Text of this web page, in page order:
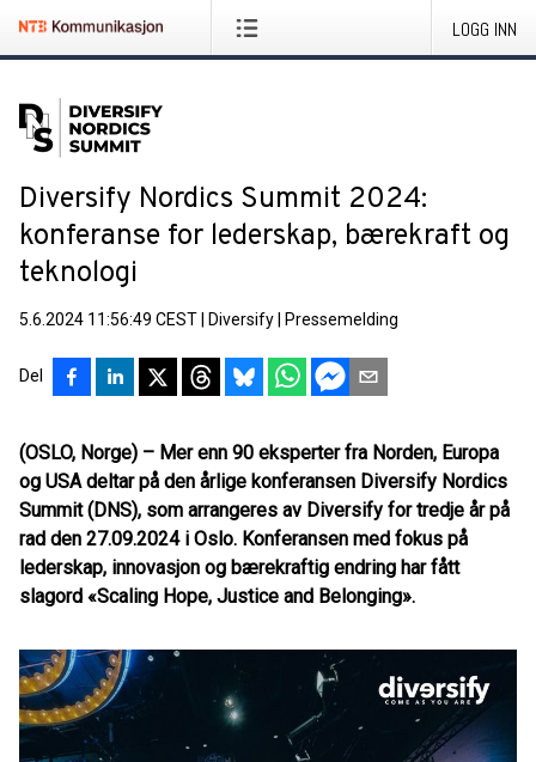
LOGG INN
Diversify Nordics Summit 2024:
konferanse for lederskap, bærekraft og
teknologi
5.6.2024 11:56:49 CEST Diversify Pressemelding
Del
(OSLO, Norge) – Mer enn 90 eksperter fra Norden, Europa
og USA deltar på den årlige konferansen Diversify Nordics
Summit (DNS), som arrangeres av Diversify for tredje år på
rad den 27.09.2024 i Oslo. Konferansen med fokus på
lederskap, innovasjon og bærekraftig endring har fått
slagord «Scaling Hope, Justice and Belonging».